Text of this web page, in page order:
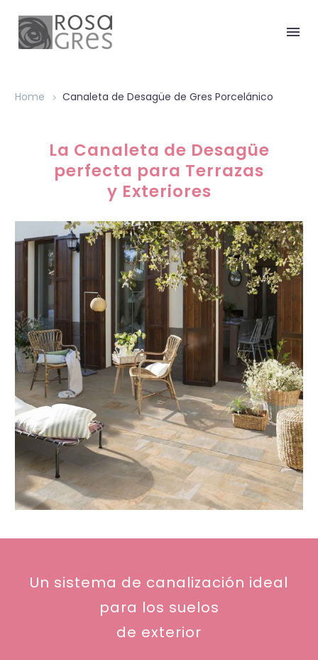
Home Canaleta de Desagüe de Gres Porcelánico
La Canaleta de Desagüe
perfecta para Terrazas
y Exteriores
Un sistema de canalización ideal
para los suelos
de exterior